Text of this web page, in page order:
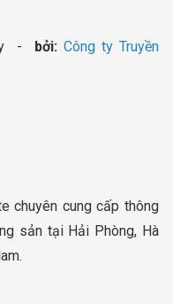
- bởi: Công ty Truyền
chuyên cung cấp thông
sản tại Hải Phòng, Hà